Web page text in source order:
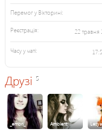
Перемог у Вікторині:
Реєстрація: 22 травня
Часу у чаті:
Друзі 5
_embri_ Ambient